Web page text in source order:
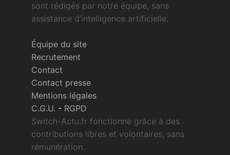
sont rédigés par notre équipe, sans
assistance d’intelligence artificielle.
Équipe du site
Recrutement
Contact
Contact presse
Mentions légales
C.G.U. - RGPD
Switch-Actu.fr fonctionne grâce à des
contributions libres et volontaires, sans
rémunération.